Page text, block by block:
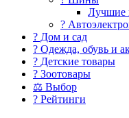
Лучшие
?
? Дом и сад
? Одежда, обувь и
? Детские товары
? Зоотовары
⚖ Выбор
? Рейтинги